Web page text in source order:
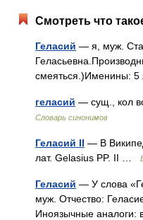
Смотреть что
Геласий — я, муж.
смеяться.)Именины: 5
геласий — сущ., кол
Словарь синонимов
Геласий II — В
лат. Gelasius PP. II …
Геласий — У слова
муж. Отчество:
Иноязычные аналоги: